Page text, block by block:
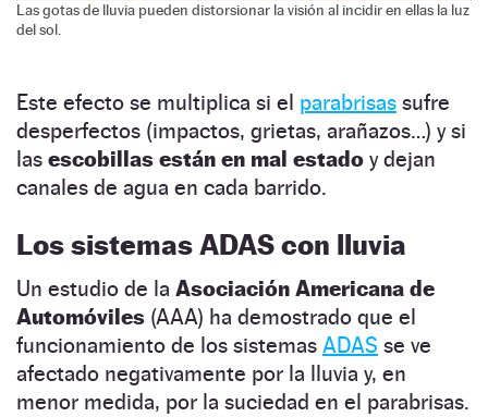
Las gotas de lluvia pueden distorsionar la visión al incidir en ellas la luz
del sol.
Este efecto se multiplica si el parabrisas sufre
desperfectos (impactos, grietas, arañazos…) y si
las escobillas están en mal estado y dejan
canales de agua en cada barrido.
Los sistemas ADAS con lluvia
Un estudio de la Asociación Americana de
Automóviles (AAA) ha demostrado que el
funcionamiento de los sistemas ADAS se ve
afectado negativamente por la lluvia y, en
menor medida, por la suciedad en el parabrisas.